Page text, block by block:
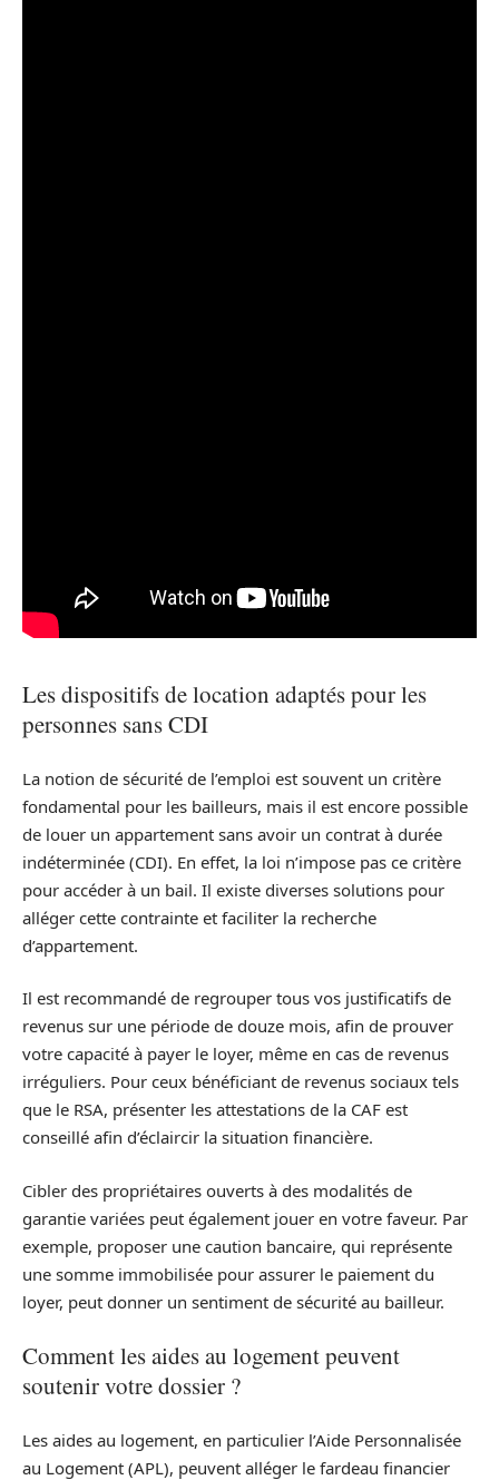
Les dispositifs de location adaptés pour les
personnes sans CDI
La notion de sécurité de l’emploi est souvent un critère
fondamental pour les bailleurs, mais il est encore possible
de louer un appartement sans avoir un contrat à durée
indéterminée (CDI). En effet, la loi n’impose pas ce critère
pour accéder à un bail. Il existe diverses solutions pour
alléger cette contrainte et faciliter la recherche
d’appartement.
Il est recommandé de regrouper tous vos justificatifs de
revenus sur une période de douze mois, afin de prouver
votre capacité à payer le loyer, même en cas de revenus
irréguliers. Pour ceux bénéficiant de revenus sociaux tels
que le RSA, présenter les attestations de la CAF est
conseillé afin d’éclaircir la situation financière.
Cibler des propriétaires ouverts à des modalités de
garantie variées peut également jouer en votre faveur. Par
exemple, proposer une caution bancaire, qui représente
une somme immobilisée pour assurer le paiement du
loyer, peut donner un sentiment de sécurité au bailleur.
Comment les aides au logement peuvent
soutenir votre dossier ?
Les aides au logement, en particulier l’Aide Personnalisée
au Logement (APL), peuvent alléger le fardeau financier